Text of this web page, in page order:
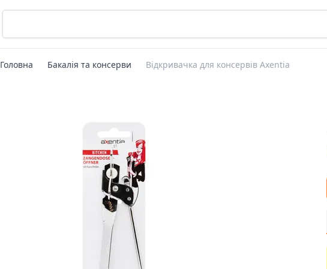
Головна Бакалія та консерви Відкривачка для консервів Axentia